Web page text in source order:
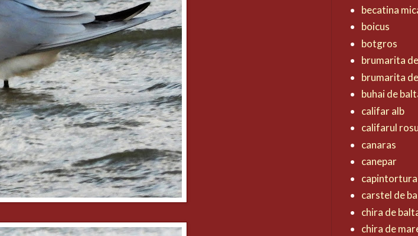
becatina
boicus
botgros
brumarita
brumarita
buhai de
califar alb
califarul
canaras
canepar
capintortura
carstel de
chira de
chira de